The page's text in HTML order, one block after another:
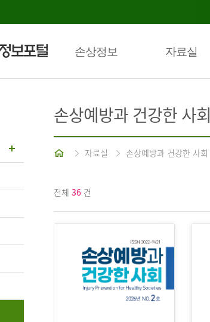
손상정보 자료실
손상예방과 건강한 사회
홈 자료실 손상예방과 건강한 사회
전체 36 건